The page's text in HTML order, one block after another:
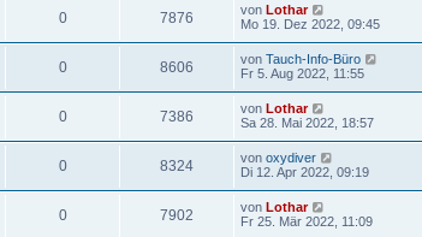
0 7876 von Lothar
Mo 19. Dez 2022, 09:45
0 8606 von Tauch-Info-Büro
Fr 5. Aug 2022, 11:55
0 7386 von Lothar
Sa 28. Mai 2022, 18:57
0 8324 von oxydiver
Di 12. Apr 2022, 09:19
0 7902 von Lothar
Fr 25. Mär 2022, 11:09